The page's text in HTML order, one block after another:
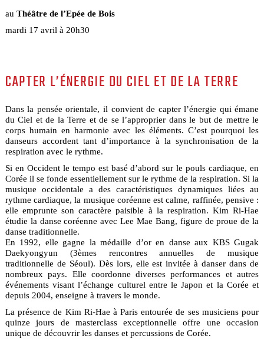
au Théâtre de l’Epée de Bois
mardi 17 avril à 20h30
CAPTER L’ÉNERGIE DU CIEL ET DE LA TERRE
Dans la pensée orientale, il convient de capter l’énergie qui émane
du Ciel et de la Terre et de se l’approprier dans le but de mettre le
corps humain en harmonie avec les éléments. C’est pourquoi les
danseurs accordent tant d’importance à la synchronisation de la
respiration avec le rythme.
Si en Occident le tempo est basé d’abord sur le pouls cardiaque, en
Corée il se fonde essentiellement sur le rythme de la respiration. Si la
musique occidentale a des caractéristiques dynamiques liées au
rythme cardiaque, la musique coréenne est calme, raffinée, pensive :
elle emprunte son caractère paisible à la respiration. Kim Ri-Hae
étudie la danse coréenne avec Lee Mae Bang, figure de proue de la
danse traditionnelle.
En 1992, elle gagne la médaille d’or en danse aux KBS Gugak
Daekyongyun (3èmes rencontres annuelles de musique
traditionnelle de Séoul). Dès lors, elle est invitée à danser dans de
nombreux pays. Elle coordonne diverses performances et autres
événements visant l’échange culturel entre le Japon et la Corée et
depuis 2004, enseigne à travers le monde.
La présence de Kim Ri-Hae à Paris entourée de ses musiciens pour
quinze jours de masterclass exceptionnelle offre une occasion
unique de découvrir les danses et percussions de Corée.